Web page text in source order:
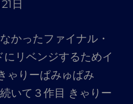
日
かったファイナル・
リベンジするためイ
ゃりーぱみゅぱみ
いて３作目 きゃりー